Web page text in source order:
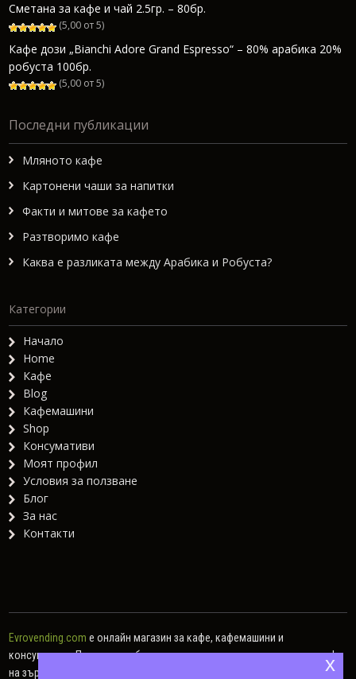
Сметана за кафе и чай 2.5гр. – 80бр.
(5,00 от 5)
Кафе дози „Bianchi Adore Grand Espresso“ – 80% арабика 20%
робуста 100бр.
(5,00 от 5)
Последни публикации
Мляното кафе
Картонени чаши за напитки
Факти и митове за кафето
Разтворимо кафе
Каква е разликата между Арабика и Робуста?
Категории
Начало
Home
Кафе
Blog
Кафемашини
Shop
Консумативи
Моят профил
Условия за ползване
Блог
За нас
Контакти
Evrovending.com е онлайн магазин за кафе, кафемашини и
консумативи. Предлагаме богат асортимент от различни видове кафе
на зърна, кафе капсули, мляно кафе, както и хартиени дози.
x